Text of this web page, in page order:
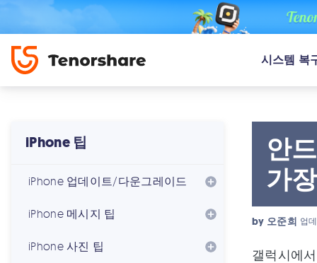
시스템 복
iPhone 팁
iPhone 업데이트/다운그레이드
iPhone 메시지 팁
iPhone 사진 팁
안
가
by 오준희 업
갤럭시에